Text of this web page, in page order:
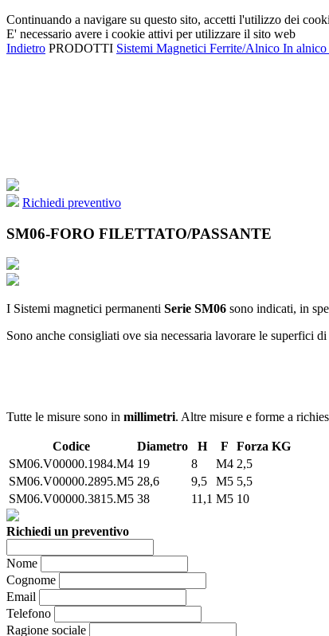
Continuando a navigare su questo sito, accetti l'utilizzo dei
E' necessario avere i cookie attivi per utilizzare il sito web
Indietro PRODOTTI Sistemi Magnetici Ferrite/Alnico In alnico
Richiedi preventivo
SM06-FORO FILETTATO/PASSANTE
I Sistemi magnetici permanenti Serie SM06 sono indicati, in
Sono anche consigliati ove sia necessaria lavorare le superfici
Tutte le misure sono in millimetri. Altre misure e forme a
Codice Diametro H F
Forza KG
SM06.V00000.1984.M4 19 8 M4 2,5
SM06.V00000.2895.M5 28,6 9,5 M5 5,5
SM06.V00000.3815.M5 38 11,1 M5 10
Richiedi un preventivo
Nome
Cognome
Email
Telefono
Ragione sociale